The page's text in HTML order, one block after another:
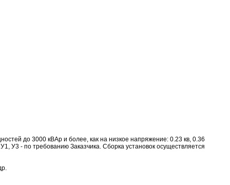
до 3000 кВАр и более, как на низкое напряжение: 0.23 кв, 0.36
У3 - по требованию Заказчика. Сборка установок осуществляется